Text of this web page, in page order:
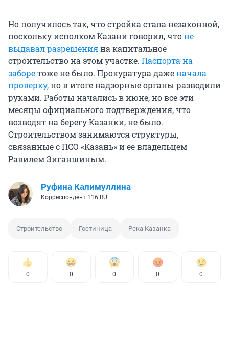
Но получилось так, что стройка стала незаконной,
поскольку исполком Казани говорил, чтоне
выдавал разрешенияна капитальное
строительство на этом участке. Паспорта на
заборетоже не было. Прокуратура даженачала
проверку,но в итоге надзорные органы разводили
руками. Работы начались в июне, но все эти
месяцы официального подтверждения, что
возводят на берегу Казанки, не было.
Строительством занимаются структуры,
связанные с ПСО «Казань» и ее владельцем
Равилем Зиганшиным.
Руфина Калимуллина
Корреспондент 116.RU
Строительство Гостиница Река Казанка
0 0 0 0 0